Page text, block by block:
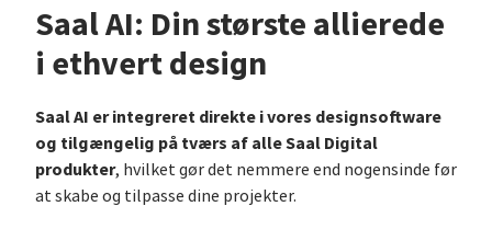
Saal AI: Din største allierede
i ethvert design
Saal AI er integreret direkte i vores designsoftware
og tilgængelig på tværs af alle Saal Digital
produkter, hvilket gør det nemmere end nogensinde før
at skabe og tilpasse dine projekter.